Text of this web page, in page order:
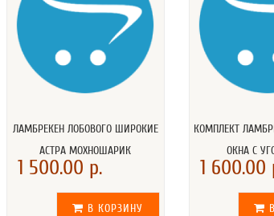
ЛАМБРЕКЕН ЛОБОВОГО ШИРОКИЕ
АСТРА МОХНОШАРИК
1 500.00 р.
В КОРЗИНУ
КОМПЛЕКТ
ОКНА С
1 600.00